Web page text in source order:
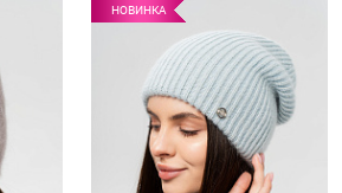
НОВИНКА
НОВИНКА